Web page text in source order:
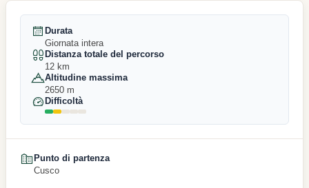
Durata
Giornata intera
Distanza totale del percorso
12 km
Altitudine massima
2650 m
Difficoltà
Punto di partenza
Cusco